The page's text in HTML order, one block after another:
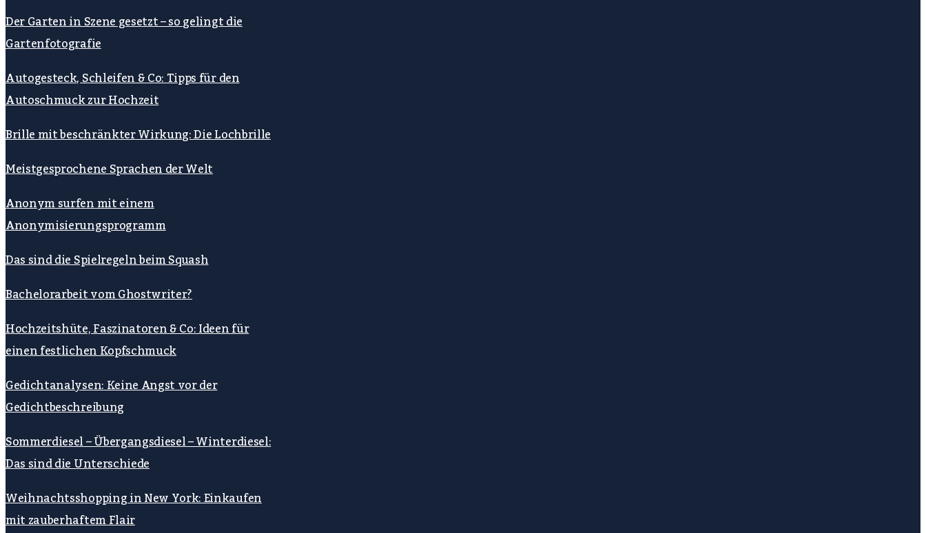
Der Garten in Szene gesetzt – so gelingt die
Gartenfotografie
Autogesteck, Schleifen & Co: Tipps für den
Autoschmuck zur Hochzeit
Brille mit beschränkter Wirkung: Die Lochbrille
Meistgesprochene Sprachen der Welt
Anonym surfen mit einem
Anonymisierungsprogramm
Das sind die Spielregeln beim Squash
Bachelorarbeit vom Ghostwriter?
Hochzeitshüte, Faszinatoren & Co: Ideen für
einen festlichen Kopfschmuck
Gedichtanalysen: Keine Angst vor der
Gedichtbeschreibung
Sommerdiesel – Übergangsdiesel – Winterdiesel:
Das sind die Unterschiede
Weihnachtsshopping in New York: Einkaufen
mit zauberhaftem Flair